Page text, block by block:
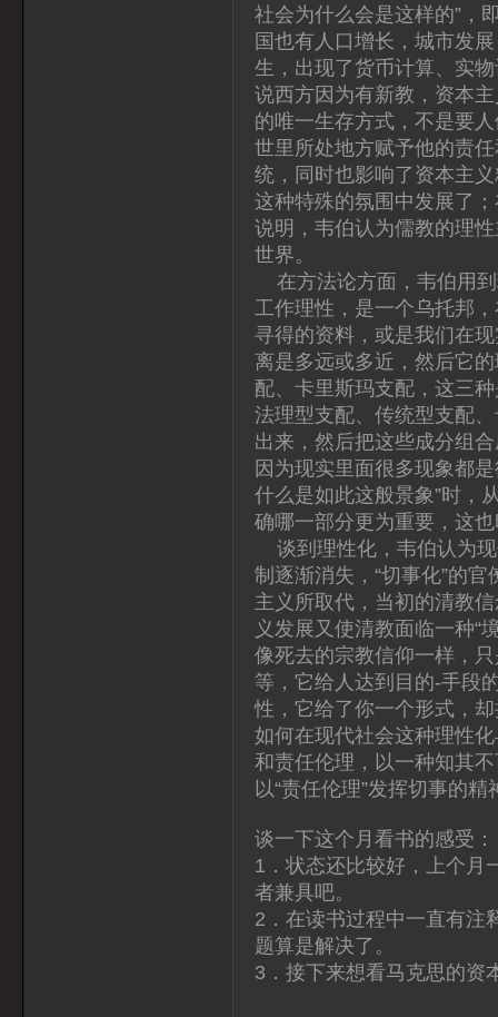
社会为什么会是这样的”，
国也有人口增长，城市发
生，出现了货币计算、实
说西方因为有新教，资本
的唯一生存方式，不是要
世里所处地方赋予他的责
统，同时也影响了资本主
这种特殊的氛围中发展了
说明，韦伯认为儒教的理
世界。
在方法论方面，韦伯用到
工作理性，是一个乌托邦
寻得的资料，或是我们在
离是多远或多近，然后它
配、卡里斯玛支配，这三
法理型支配、传统型支配
出来，然后把这些成分组
因为现实里面很多现象都
什么是如此这般景象”时，
确哪一部分更为重要，这
谈到理性化，韦伯认为现
制逐渐消失，“切事化”的
主义所取代，当初的清教
义发展又使清教面临一种“
像死去的宗教信仰一样，
等，它给人达到目的-手段
性，它给了你一个形式，
如何在现代社会这种理性
和责任伦理，以一种知其
以“责任伦理”发挥切事的
谈一下这个月看书的感受：
1．状态还比较好，上个月
者兼具吧。
2．在读书过程中一直有注
题算是解决了。
3．接下来想看马克思的资